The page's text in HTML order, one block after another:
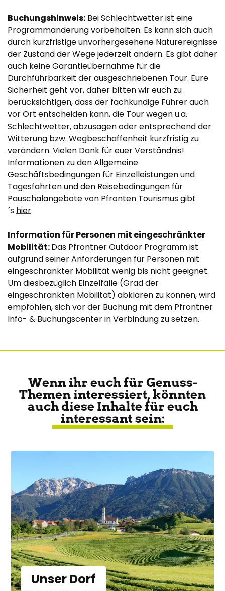
Buchungshinweis: Bei Schlechtwetter ist eine
Programmänderung vorbehalten. Es kann sich auch
durch kurzfristige unvorhergesehene Naturereignisse
der Zustand der Wege jederzeit ändern. Es gibt daher
auch keine Garantieübernahme für die
Durchführbarkeit der ausgeschriebenen Tour. Eure
Sicherheit geht vor, daher bitten wir euch zu
berücksichtigen, dass der fachkundige Führer auch
vor Ort entscheiden kann, die Tour wegen u.a.
Schlechtwetter, abzusagen oder entsprechend der
Witterung bzw. Wegbeschaffenheit kurzfristig zu
verändern. Vielen Dank für euer Verständnis!
Informationen zu den Allgemeine
Geschäftsbedingungen für Einzelleistungen und
Tagesfahrten und den Reisebedingungen für
Pauschalangebote von Pfronten Tourismus gibt
´s hier.
Information für Personen mit eingeschränkter
Mobilität:Das Pfrontner Outdoor Programm ist
aufgrund seiner Anforderungen für Personen mit
eingeschränkter Mobilität wenig bis nicht geeignet.
Um diesbezüglich Einzelfälle (Grad der
eingeschränkten Mobilität) abklären zu können, wird
empfohlen, sich vor der Buchung mit dem Pfrontner
Info- & Buchungscenter in Verbindung zu setzen.
Wenn ihr euch für Genuss-
Themen interessiert, könnten
auch diese Inhalte für euch
interessant sein:
Unser Dorf